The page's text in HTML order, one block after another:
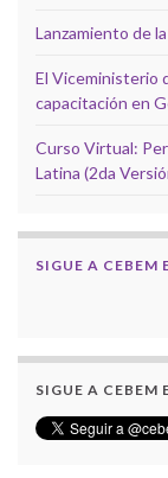
Lanzamiento de
El Viceministerio
capacitación en
Curso Virtual:
Latina (2da
SIGUE A CEBEM
SIGUE A CEBEM